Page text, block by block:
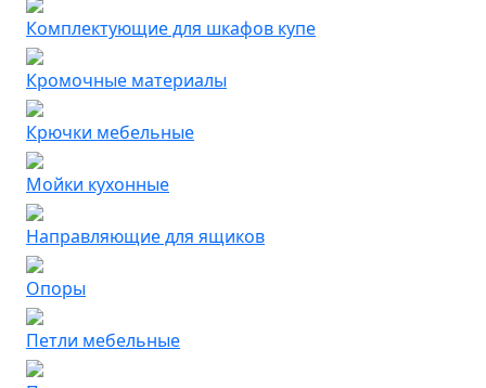
Комплектующие для шкафов купе
Кромочные материалы
Крючки мебельные
Мойки кухонные
Направляющие для ящиков
Опоры
Петли мебельные